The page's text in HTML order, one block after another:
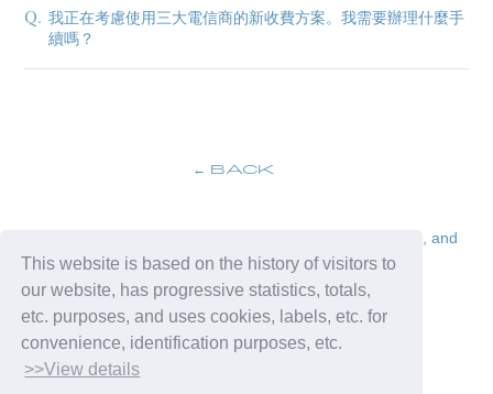
This website is based on the history of visitors to
our website, has progressive statistics, totals,
etc. purposes, and uses cookies, labels, etc. for
convenience, identification purposes, etc.
>>View details
wendy fortune
Q. 我正在考慮使用三大電信商的新收費方案。我需要辦理什麼手
續嗎？
BACK
The problem of unsolvable problems in the upper ranks, and
the use of lower connections.
Yuko Ren connection with us